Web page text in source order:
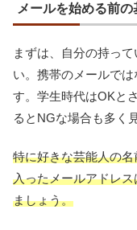
メールを始める前の
まずは、自分の持っ
い。携帯のメールで
す。学生時代はOKと
るとNGな場合も多く
特に好きな芸能人の
入ったメールアドレ
ましょう。